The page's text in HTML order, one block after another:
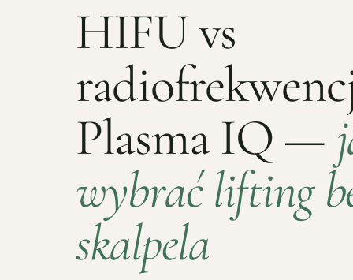
HIFU vs
Plasma IQ —
wybrać lifting
skalpela